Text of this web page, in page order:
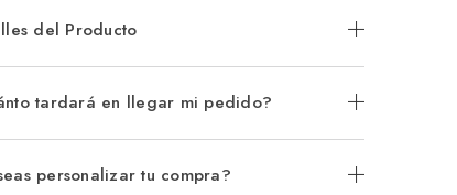
del Producto
tardará en llegar mi pedido?
personalizar tu compra?